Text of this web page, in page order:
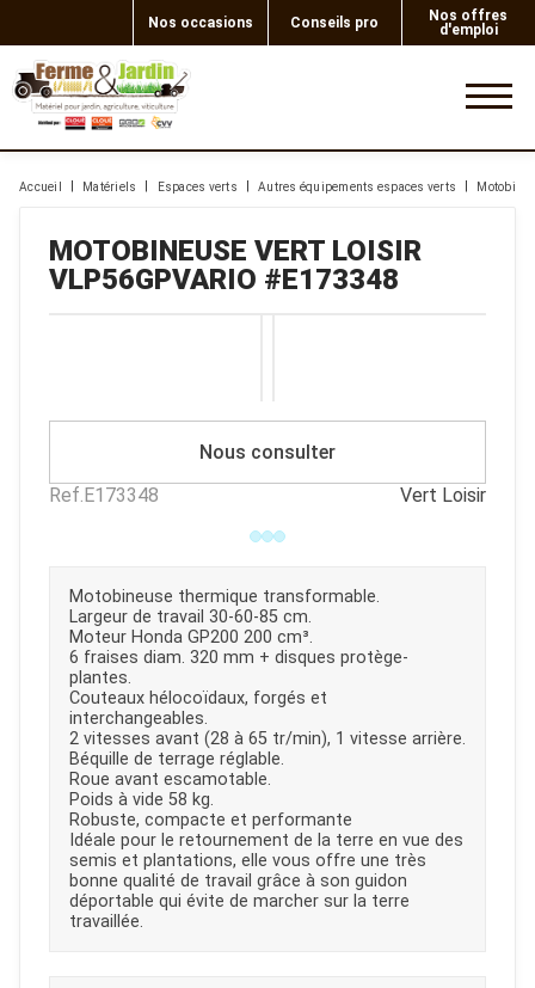
Nos occasions Conseils pro
Nos offres
d'emploi
Accueil Matériels Espaces verts Autres équipements espaces verts
MOTOBINEUSE VERT LOISIR
VLP56GPVARIO #E173348
Motobineuse thermique transformable.
Largeur de travail 30-60-85 cm.
Moteur Honda GP200 200 cm³.
6 fraises diam. 320 mm + disques protège-
plantes.
Couteaux hélocoïdaux, forgés et
interchangeables.
2 vitesses avant (28 à 65 tr/min), 1 vitesse arrière.
Béquille de terrage réglable.
Roue avant escamotable.
Poids à vide 58 kg.
Robuste, compacte et performante
Idéale pour le retournement de la terre en vue des
semis et plantations, elle vous offre une très
bonne qualité de travail grâce à son guidon
déportable qui évite de marcher sur la terre
travaillée.
Nous consulter
Ref.E173348 Vert Loisir